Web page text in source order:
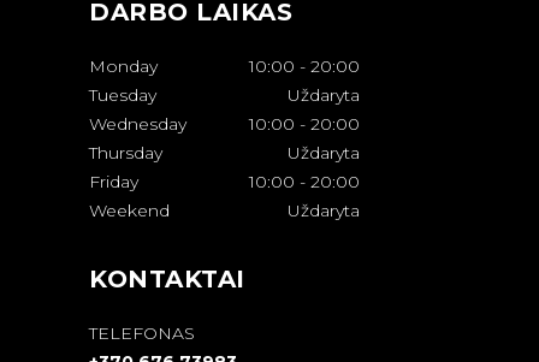
DARBO LAIKAS
Monday 10:00 - 20:00
Tuesday
Uždaryta
Wednesday
10:00 - 20:00
Thursday
Uždaryta
Friday
10:00 - 20:00
Weekend
Uždaryta
KONTAKTAI
TELEFONAS